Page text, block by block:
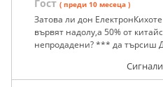
Гост ( преди 10 месеца )
Затова ли дон
вървят надолу,а 50% от
непродадени? *** да търсиш